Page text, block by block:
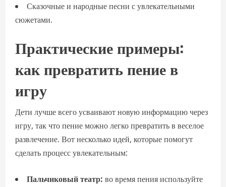
Сказочные и народные песни с увлекательными
сюжетами.
Практические примеры:
как превратить пение в
игру
Дети лучше всего усваивают новую информацию через
игру, так что пение можно легко превратить в веселое
развлечение. Вот несколько идей, которые помогут
сделать процесс увлекательным:
Пальчиковый театр: во время пения используйте